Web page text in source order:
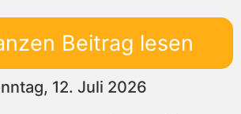
Beitrag lesen
12. Juli 2026